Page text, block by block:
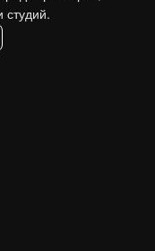
студий.